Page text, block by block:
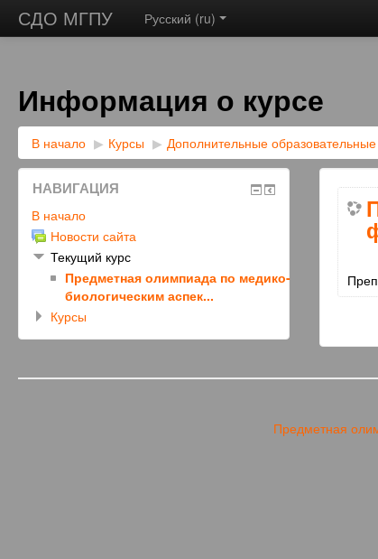
СДО МГПУ Русский ‎(ru)‎
Информация о курсе
В начало ▶︎ Курсы ▶︎ Дополнительные
НАВИГАЦИЯ
В начало
Новости сайта
Текущий курс
Предметная олимпиада по медико-
биологическим аспек...
Курсы
Предметная